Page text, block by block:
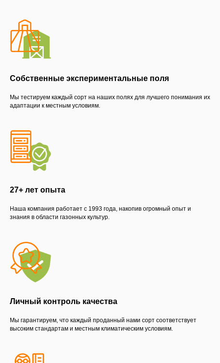
Собственные экспериментальные поля
Мы тестируем каждый сорт на наших полях для лучшего понимания их
адаптации к местным условиям.
27+ лет опыта
Наша компания работает с 1993 года, накопив огромный опыт и
знания в области газонных культур.
Личный контроль качества
Мы гарантируем, что каждый проданный нами сорт соответствует
высоким стандартам и местным климатическим условиям.